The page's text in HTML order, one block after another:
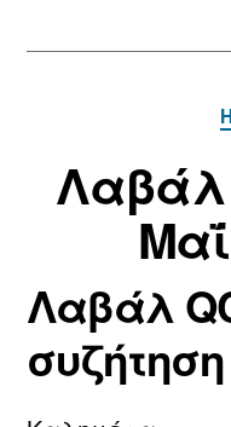
Λαβάλ
Λαβάλ
συζήτηση